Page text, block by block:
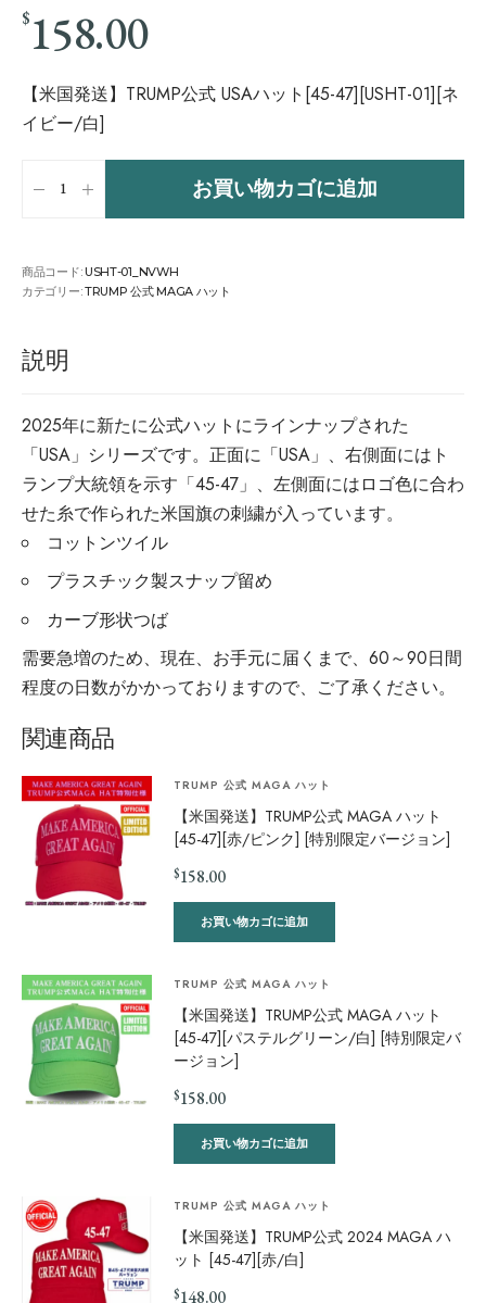
$158.00
【米国発送】TRUMP公式 USAハット[45-47][USHT-01][ネ
イビー/白]
お買い物カゴに追加
商品コード:USHT-01_NVWH
カテゴリー:TRUMP 公式 MAGA ハット
説明
2025年に新たに公式ハットにラインナップされた
「USA」シリーズです。正面に「USA」、右側面にはト
ランプ大統領を示す「45-47」、左側面にはロゴ色に合わ
せた糸で作られた米国旗の刺繍が入っています。
コットンツイル
プラスチック製スナップ留め
カーブ形状つば
需要急増のため、現在、お手元に届くまで、60～90日間
程度の日数がかかっておりますので、ご了承ください。
関連商品
TRUMP 公式 MAGA ハット
【米国発送】TRUMP公式 MAGA ハット
[45-47][赤/ピンク] [特別限定バージョン]
$158.00
お買い物カゴに追加
TRUMP 公式 MAGA ハット
【米国発送】TRUMP公式 MAGA ハット
[45-47][パステルグリーン/白] [特別限定バ
ージョン]
$158.00
お買い物カゴに追加
TRUMP 公式 MAGA ハット
【米国発送】TRUMP公式 2024 MAGA ハ
ット [45-47][赤/白]
$148.00